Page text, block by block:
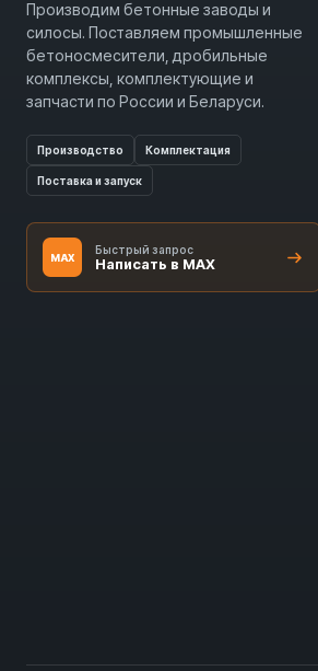
Производим бетонные заводы и
силосы. Поставляем промышленные
бетоносмесители, дробильные
комплексы, комплектующие и
запчасти по России и Беларуси.
Производство Комплектация
Поставка и запуск
MAX
Быстрый запрос
Написать в MAX